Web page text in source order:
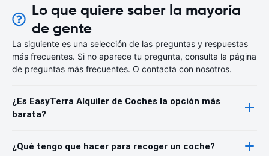
Lo que quiere saber la mayoría
de gente
La siguiente es una selección de las preguntas y respuestas
más frecuentes. Si no aparece tu pregunta, consulta la página
de preguntas más frecuentes. O contacta con nosotros.
¿Es EasyTerra Alquiler de Coches la opción más
barata?
¿Qué tengo que hacer para recoger un coche?